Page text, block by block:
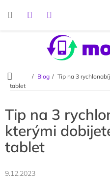
Domů
Blog
Tip na 3
tablet
Tip na 3
kterými
tablet
9.12.2023